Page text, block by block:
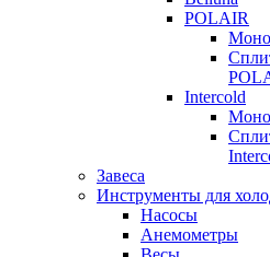
POLAIR
Intercold
Завеса
Инструменты для
Насосы
Анемометры